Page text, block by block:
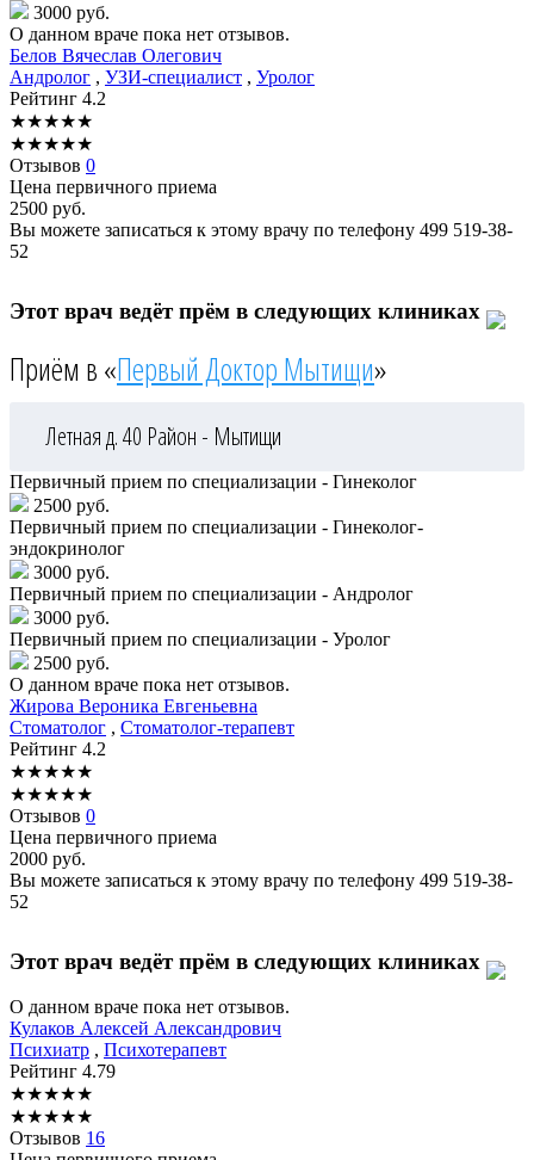
3000 руб.
О данном враче пока нет отзывов.
Белов Вячеслав Олегович
Андролог , УЗИ-специалист , Уролог
Рейтинг 4.2
★★★★★
★★★★★
Отзывов 0
Цена первичного приема
2500 руб.
Вы можете записаться к этому врачу по телефону 499 519-38-
52
Этот врач ведёт прём в следующих клиниках
Приём в «Первый Доктор Мытищи»
Летная д. 40 Район - Мытищи
Первичный прием по специализации - Гинеколог
2500 руб.
Первичный прием по специализации - Гинеколог-
эндокринолог
3000 руб.
Первичный прием по специализации - Андролог
3000 руб.
Первичный прием по специализации - Уролог
2500 руб.
О данном враче пока нет отзывов.
Жирова Вероника Евгеньевна
Стоматолог , Стоматолог-терапевт
Рейтинг 4.2
★★★★★
★★★★★
Отзывов 0
Цена первичного приема
2000 руб.
Вы можете записаться к этому врачу по телефону 499 519-38-
52
Этот врач ведёт прём в следующих клиниках
О данном враче пока нет отзывов.
Кулаков Алексей Александрович
Психиатр , Психотерапевт
Рейтинг 4.79
★★★★★
★★★★★
Отзывов 16